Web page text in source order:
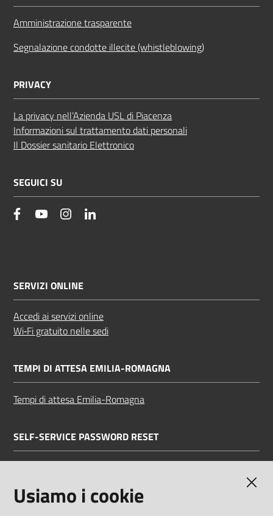
Amministrazione trasparente
Segnalazione condotte illecite (whistleblowing)
PRIVACY
La privacy nell’Azienda USL di Piacenza
Informazioni sul trattamento dati personali
Il Dossier sanitario Elettronico
SEGUICI SU
facebookYouTube Instagram
SERVIZI ONLINE
Accedi ai servizi online
Wi‑Fi gratuito nelle sedi
TEMPI DI ATTESA EMILIA-ROMAGNA
Tempi di attesa Emilia-Romagna
SELF-SERVICE PASSWORD RESET
Usiamo i cookie